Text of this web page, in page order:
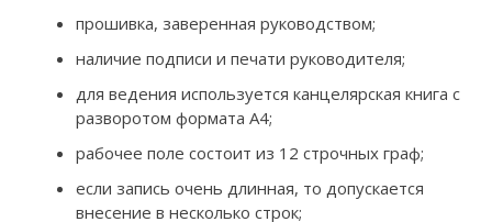
прошивка, заверенная руководством;
наличие подписи и печати руководителя;
для ведения используется канцелярская книга с
разворотом формата А4;
рабочее поле состоит из 12 строчных граф;
если запись очень длинная, то допускается
внесение в несколько строк;